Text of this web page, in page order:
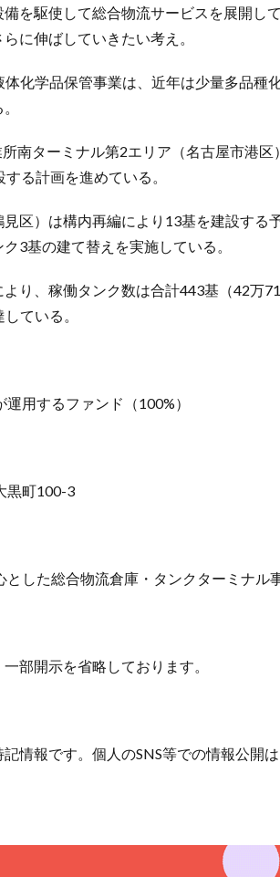
を駆使して総合物流サービスを展開し
に伸ばしていきたい考え。
化学品保管事業は、近年は少量多品種
南ターミナル第2エリア（名古屋市港区
る計画を進めている。
区）は構内再編により13基を建設する
3基の建て替えを実施している。
り、稼働タンク数は合計443基（42万
ている。
用するファンド（100%）
黒町100-3
した総合物流倉庫・タンクターミナル
部開示を省略しております。
情報です。個人のSNS等での情報公開は